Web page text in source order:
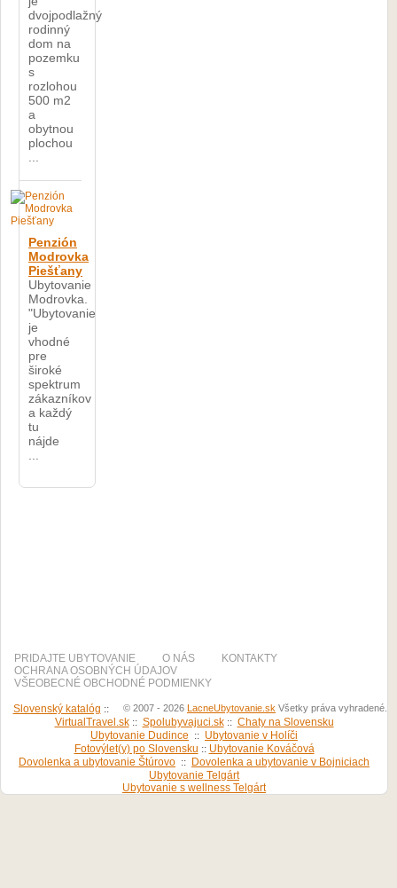
dvojpodlažný
rodinný
dom na
pozemku
s
rozlohou
500 m2
a
obytnou
plochou
Penzión
Modrovka
Piešťany
Ubytovanie
Modrovka.
"Ubytovanie
je
vhodné
pre
široké
spektrum
zákazníkov
a každý
tu
nájde
PRIDAJTE UBYTOVANIE O NÁS
KONTAKTY
OCHRANA OSOBNÝCH ÚDAJOV
VŠEOBECNÉ OBCHODNÉ PODMIENKY
© 2007 - 2026 LacneUbytovanie.sk Všetky práva vyhradené.
Slovenský katalóg ::
VirtualTravel.sk:: Spolubyvajuci.sk:: Chaty na Slovensku
Ubytovanie Dudince :: Ubytovanie v Holíči
Fotovýlet(y) po Slovensku :: Ubytovanie Kováčová
Dovolenka a ubytovanie Štúrovo :: Dovolenka a ubytovanie v Bojniciach
Ubytovanie Telgárt
Ubytovanie s wellness Telgárt